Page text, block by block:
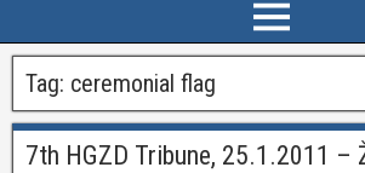
Tag: ceremonial flag
7th HGZD Tribune, 25.1.2011 –